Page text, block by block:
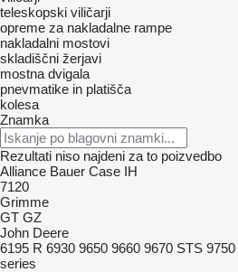
teleskopski viličarji
opreme za nakladalne rampe
nakladalni mostovi
skladiščni žerjavi
mostna dvigala
pnevmatike in platišča
kolesa
Znamka
Rezultati niso najdeni za to poizvedbo
Alliance Bauer Case IH
7120
Grimme
GT GZ
John Deere
6195 R 6930 9650 9660 9670 STS 9750
series